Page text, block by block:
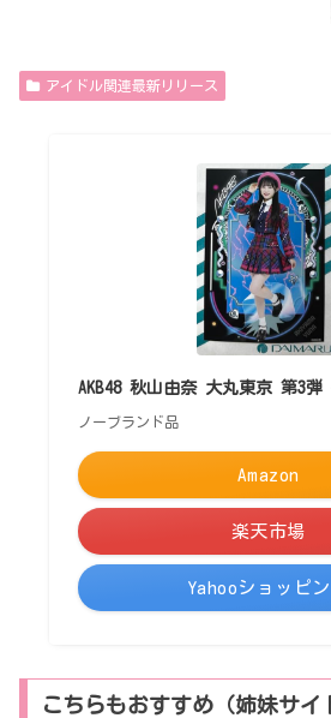
アイドル関連最新リリース
AKB48 秋山由奈 大丸東京 第3弾
ノーブランド品
Amazon
楽天市場
Yahooショッピ
こちらもおすすめ（姉妹サイ